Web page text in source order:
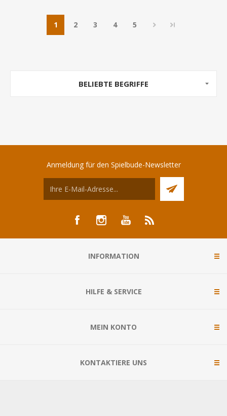
1 2 3 4 5
BELIEBTE BEGRIFFE
Anmeldung für den Spielbude-Newsletter
INFORMATION
HILFE & SERVICE
MEIN KONTO
KONTAKTIERE UNS